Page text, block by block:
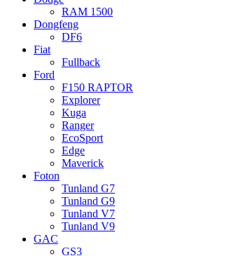
RAM 1500
Dongfeng
DF6
Fiat
Fullback
Ford
F150 RAPTOR
Explorer
Kuga
Ranger
EcoSport
Edge
Maverick
Foton
Tunland G7
Tunland G9
Tunland V7
Tunland V9
GAC
GS3